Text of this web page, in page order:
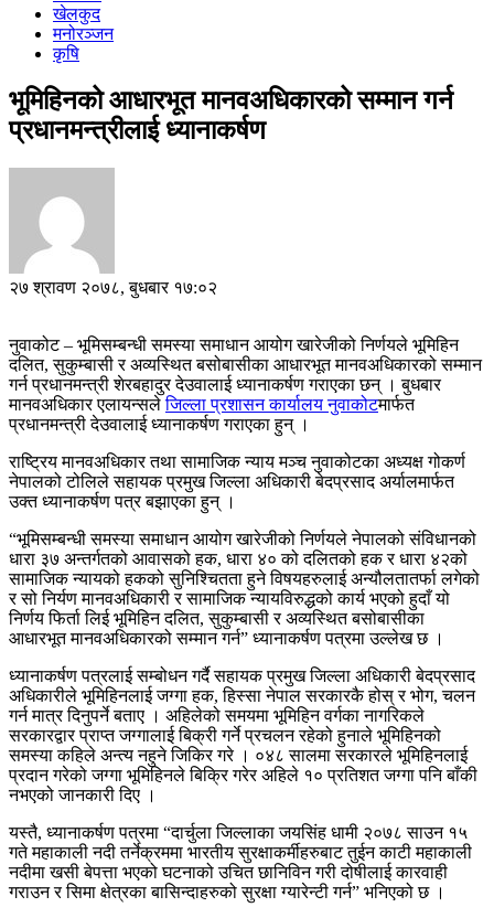
खेलकुद
मनोरञ्जन
कृषि
भूमिहिनको आधारभूत मानवअधिकारको सम्मान गर्न
प्रधानमन्त्रीलाई ध्यानाकर्षण
२७ श्रावण २०७८, बुधबार १७:०२
नुवाकोट – भूमिसम्बन्धी समस्या समाधान आयोग खारेजीको निर्णयले भूमिहिन
दलित, सुकुम्बासी र अव्यस्थित बसोबासीका आधारभूत मानवअधिकारको सम्मान
गर्न प्रधानमन्त्री शेरबहादुर देउवालाई ध्यानाकर्षण गराएका छन् । बुधबार
मानवअधिकार एलायन्सलेजिल्ला प्रशासन कार्यालय नुवाकोटमार्फत
प्रधानमन्त्री देउवालाई ध्यानाकर्षण गराएका हुन् ।
राष्ट्रिय मानवअधिकार तथा सामाजिक न्याय मञ्च नुवाकोटका अध्यक्ष गोकर्ण
नेपालको टोलिले सहायक प्रमुख जिल्ला अधिकारी बेदप्रसाद अर्यालमार्फत
उक्त ध्यानाकर्षण पत्र बझाएका हुन् ।
“भूमिसम्बन्धी समस्या समाधान आयोग खारेजीको निर्णयले नेपालको संविधानको
धारा ३७ अन्तर्गतको आवासको हक, धारा ४० को दलितको हक र धारा ४२को
सामाजिक न्यायको हकको सुनिश्चितता हुने विषयहरुलाई अन्यौलतातर्फा लगेको
र सो निर्यण मानवअधिकारी र सामाजिक न्यायविरुद्धको कार्य भएको हुदाँ यो
निर्णय फिर्ता लिई भूमिहिन दलित, सुकुम्बासी र अव्यस्थित बसोबासीका
आधारभूत मानवअधिकारको सम्मान गर्न” ध्यानाकर्षण पत्रमा उल्लेख छ ।
ध्यानाकर्षण पत्रलाई सम्बोधन गर्दै सहायक प्रमुख जिल्ला अधिकारी बेदप्रसाद
अधिकारीले भूमिहिनलाई जग्गा हक, हिस्सा नेपाल सरकारकै होस् र भोग, चलन
गर्न मात्र दिनुपर्ने बताए । अहिलेको समयमा भूमिहिन वर्गका नागरिकले
सरकारद्वार प्राप्त जग्गालाई बिक्री गर्ने प्रचलन रहेको हुनाले भूमिहिनको
समस्या कहिले अन्त्य नहुने जिकिर गरे । ०४८ सालमा सरकारले भूमिहिनलाई
प्रदान गरेको जग्गा भूमिहिनले बिक्रि गरेर अहिले १० प्रतिशत जग्गा पनि बाँकी
नभएको जानकारी दिए ।
यस्तै, ध्यानाकर्षण पत्रमा “दार्चुला जिल्लाका जयसिंह धामी २०७८ साउन १५
गते महाकाली नदी तर्नेक्रममा भारतीय सुरक्षाकर्मीहरुबाट तुईन काटी महाकाली
नदीमा खसी बेपत्ता भएको घटनाको उचित छानिविन गरी दोषीलाई कारवाही
गराउन र सिमा क्षेत्रका बासिन्दाहरुको सुरक्षा ग्यारेन्टी गर्न” भनिएको छ ।